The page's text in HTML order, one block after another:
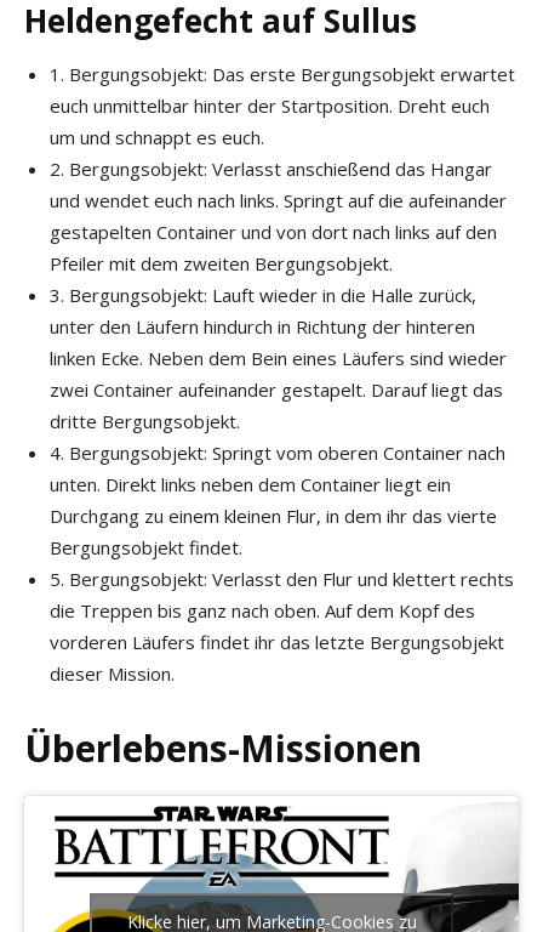
Heldengefecht auf Sullus
1. Bergungsobjekt: Das erste Bergungsobjekt erwartet
euch unmittelbar hinter der Startposition. Dreht euch
um und schnappt es euch.
2. Bergungsobjekt: Verlasst anschießend das Hangar
und wendet euch nach links. Springt auf die aufeinander
gestapelten Container und von dort nach links auf den
Pfeiler mit dem zweiten Bergungsobjekt.
3. Bergungsobjekt: Lauft wieder in die Halle zurück,
unter den Läufern hindurch in Richtung der hinteren
linken Ecke. Neben dem Bein eines Läufers sind wieder
zwei Container aufeinander gestapelt. Darauf liegt das
dritte Bergungsobjekt.
4. Bergungsobjekt: Springt vom oberen Container nach
unten. Direkt links neben dem Container liegt ein
Durchgang zu einem kleinen Flur, in dem ihr das vierte
Bergungsobjekt findet.
5. Bergungsobjekt: Verlasst den Flur und klettert rechts
die Treppen bis ganz nach oben. Auf dem Kopf des
vorderen Läufers findet ihr das letzte Bergungsobjekt
dieser Mission.
Überlebens-Missionen
Klicke hier, um Marketing-Cookies zu